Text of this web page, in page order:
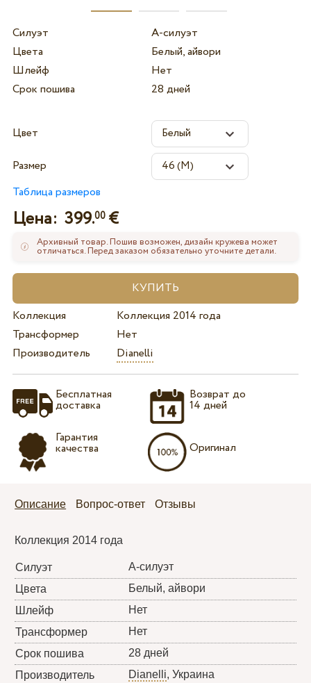
Силуэт
А-силуэт
Цвета
Белый, айвори
Шлейф
Нет
Срок пошива
28 дней
Цвет
Размер
Таблица размеров
Цена: 399.00€
Архивный товар. Пошив возможен, дизайн кружева может
отличаться. Перед заказом обязательно уточните детали.
Коллекция
Коллекция 2014 года
Трансформер
Нет
Производитель
Dianelli
Бесплатная
доставка
Гарантия
качества
Возврат до
14 дней
Оригинал
Описание Вопрос-ответ Отзывы
Коллекция 2014 года
Силуэт
А-силуэт
Цвета
Белый, айвори
Шлейф
Нет
Трансформер
Нет
Срок пошива
28 дней
Производитель
Dianelli, Украина